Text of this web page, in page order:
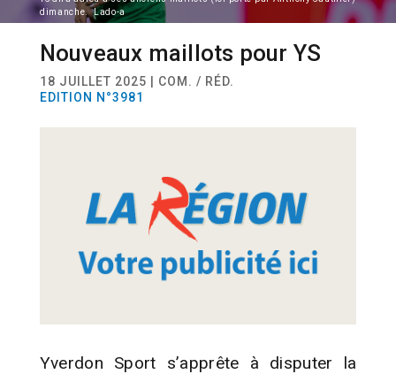
dimanche. Lado-a
Nouveaux maillots pour YS
18 JUILLET 2025 | COM. / RÉD.
EDITION N°3981
Yverdon Sport s’apprête à disputer la